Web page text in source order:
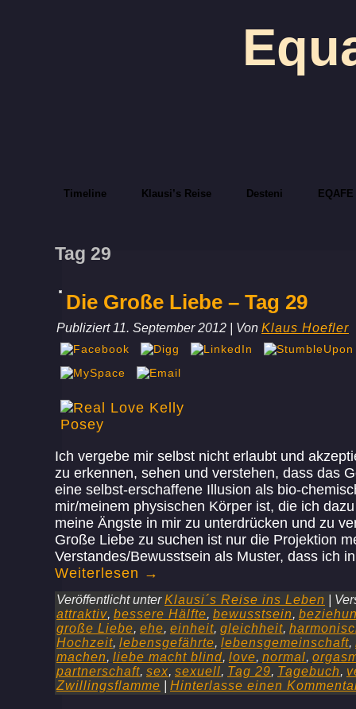
Timeline Klausi’s Reise Desteni EQAFE
Tag 29
Die Große Liebe – Tag 29
Publiziert 11. September 2012 Von Klaus Hoefler
Ich vergebe mir selbst nicht erlaubt und
zu erkennen, sehen und verstehen, dass das
eine selbst-erschaffene Illusion als bio-
mir/meinem physischen Körper ist, die ich
meine Ängste in mir zu unterdrücken und zu
Große Liebe zu suchen ist nur die Projektion
Verstandes/Bewusstsein als Muster, dass ich
Weiterlesen →
Veröffentlicht unter Klausi´s Reise ins Leben
attraktiv, bessere Hälfte, bewusstsein,
große Liebe, ehe, einheit, gleichheit,
Hochzeit, lebensgefährte, lebensgemeinschaft,
machen, liebe macht blind, love, normal,
partnerschaft, sex, sexuell, Tag 29, Tagebuch,
Zwillingsflamme
Hinterlasse einen